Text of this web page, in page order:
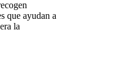
que ayudan a
la